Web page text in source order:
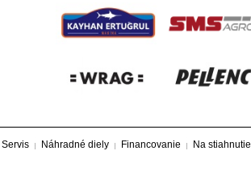
Servis Náhradné diely Financovanie Na stiahnutie